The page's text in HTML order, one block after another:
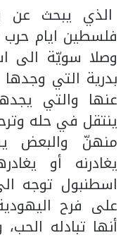
الذي يبحث عن
وصلا سويّة الى
بدرية التي
عنها والتي
ينتقل في حله
منهنّ والبعض
يغادرنه أو
اسطنبول توجه
على فرح
أنها تبادله